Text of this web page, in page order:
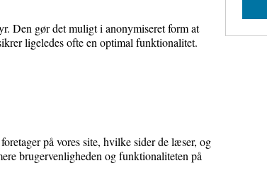
Den gør det muligt i anonymiseret form at
ligeledes ofte en optimal funktionalitet.
på vores site, hvilke sider de læser, og
brugervenligheden og funktionaliteten på